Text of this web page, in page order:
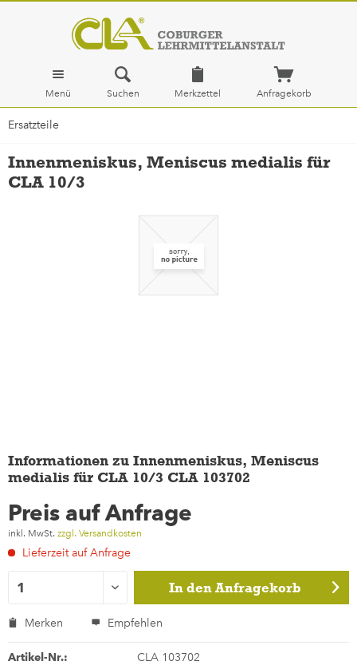
Menü Suchen Merkzettel Anfragekorb
Ersatzteile
Innenmeniskus, Meniscus medialis für
CLA 10/3
Informationen zu Innenmeniskus, Meniscus
medialis für CLA 10/3 CLA 103702
Preis auf Anfrage
inkl. MwSt. zzgl. Versandkosten
Lieferzeit auf Anfrage
In den Anfragekorb
Merken Empfehlen
Artikel-Nr.: CLA 103702